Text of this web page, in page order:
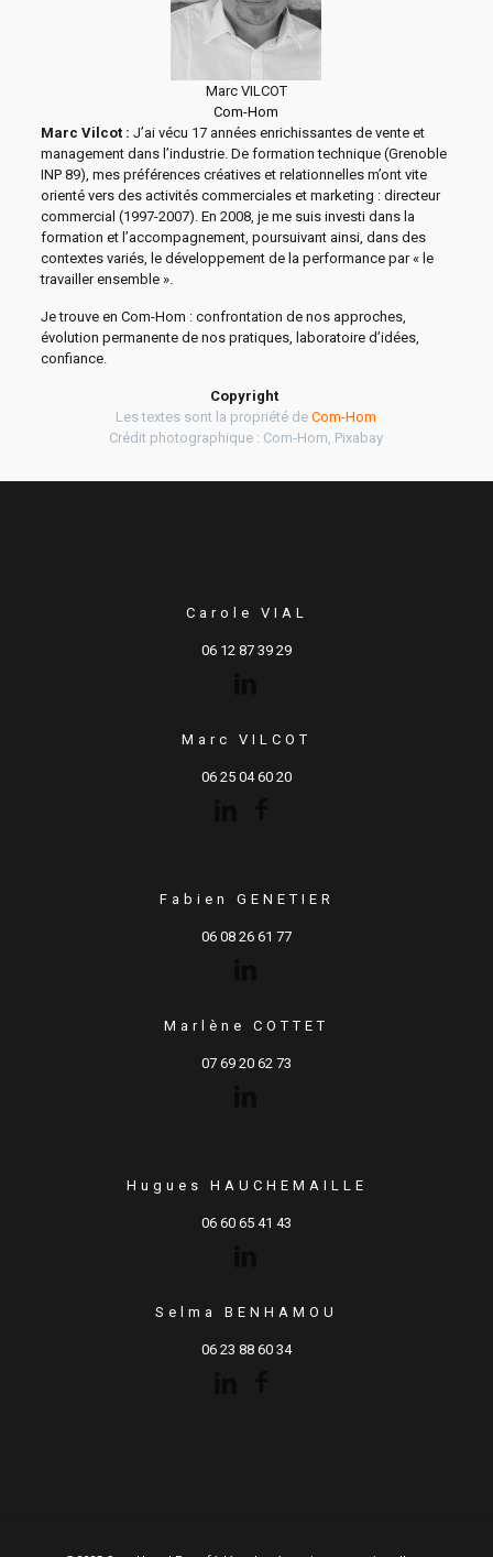
Marc VILCOT
Com-Hom
Marc Vilcot : J’ai vécu 17 années enrichissantes de vente et
management dans l’industrie. De formation technique (Grenoble
INP 89), mes préférences créatives et relationnelles m’ont vite
orienté vers des activités commerciales et marketing : directeur
commercial (1997-2007). En 2008, je me suis investi dans la
formation et l’accompagnement, poursuivant ainsi, dans des
contextes variés, le développement de la performance par « le
travailler ensemble ».
Je trouve en Com-Hom : confrontation de nos approches,
évolution permanente de nos pratiques, laboratoire d’idées,
confiance.
Copyright
Les textes sont la propriété de Com-Hom
Crédit photographique : Com-Hom, Pixabay
Carole VIAL
06 12 87 39 29
Marc VILCOT
06 25 04 60 20
Fabien GENETIER
06 08 26 61 77
Marlène COTTET
07 69 20 62 73
Hugues HAUCHEMAILLE
06 60 65 41 43
Selma BENHAMOU
06 23 88 60 34